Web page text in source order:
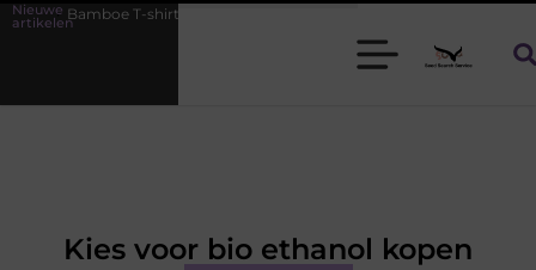
Nieuwe
artikelen
shirts voor heren die koel blijven
Kies voor bio ethanol kopen